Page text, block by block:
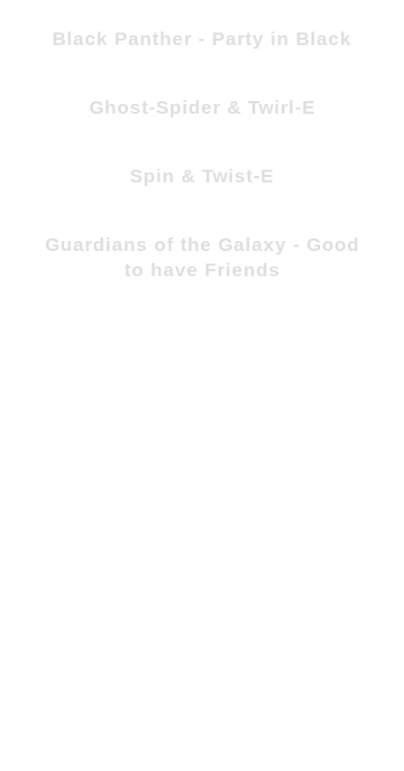
Black Panther - Party in Black
Ghost-Spider & Twirl-E
Spin & Twist-E
Guardians of the Galaxy - Good
to have Friends